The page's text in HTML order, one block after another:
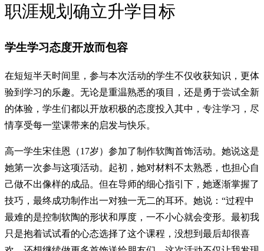
职涯规划确立升学目标
学生学习态度开放而包容
在短短半天时间里，参与本次活动的学生不仅收获知识，更体
验到学习的乐趣。无论是重温熟悉的项目，还是勇于尝试全新
的体验，学生们都以开放积极的态度投入其中，专注学习，尽
情享受每一堂课带来的启发与快乐。
高一学生宋佳恩（17岁）参加了制作软陶首饰活动。她说这是
她第一次参与这项活动。起初，她对材料不太熟悉，也担心自
己做不出像样的成品。但在导师的细心指引下，她逐渐掌握了
技巧，最终成功制作出一对独一无二的耳环。她说：“过程中
最难的是控制软陶的形状和厚度，一不小心就会变形。最初我
只是抱着试试看的心态选择了这个课程，没想到最后却很喜